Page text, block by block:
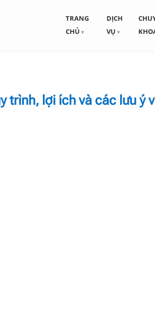
TRANG
CHỦ
DỊCH
VỤ
trình, lợi ích và các lưu ý